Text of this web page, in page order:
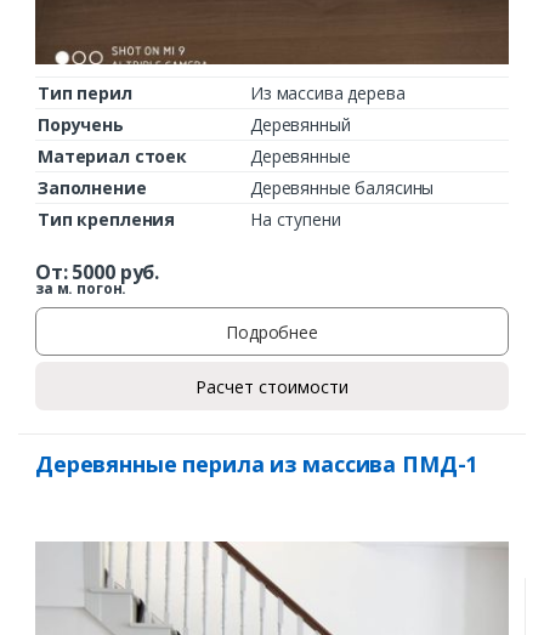
Тип перил
Из массива дерева
Поручень
Деревянный
Материал стоек
Деревянные
Заполнение
Деревянные балясины
Тип крепления
На ступени
От:5000руб.
за м. погон.
Подробнее
Расчет стоимости
Деревянные перила из массива ПМД-1